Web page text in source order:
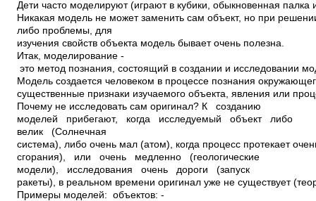
Дети часто моделируют (играют в кубики, обыкновенная палка
Никакая модель не может заменить сам объект, но при
либо проблемы, для
изучения свойств объекта модель бывает очень полезна.
Итак, моделирование ­
это метод познания, состоящий в создании и исследовании
Модель создается человеком в процессе познания
существенные признаки изучаемого объекта, явления или
Почему не исследовать сам оригинал? К созданию
моделей прибегают, когда исследуемый объект либо
велик (Солнечная
система), либо очень мал (атом), когда процесс протекает
сгорания), или очень медленно (геологические
модели), исследования очень дороги (запуск
ракеты), в реальном времени оригинал уже не существует
Примеры моделей: объектов: ­